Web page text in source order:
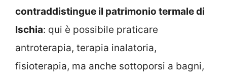
contraddistingue il patrimonio termale di
Ischia: qui è possibile praticare
antroterapia, terapia inalatoria,
fisioterapia, ma anche sottoporsi a bagni,